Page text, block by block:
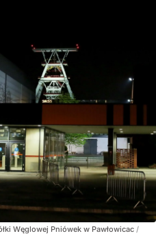
Węglowej Pniówek w Pawłowicac /